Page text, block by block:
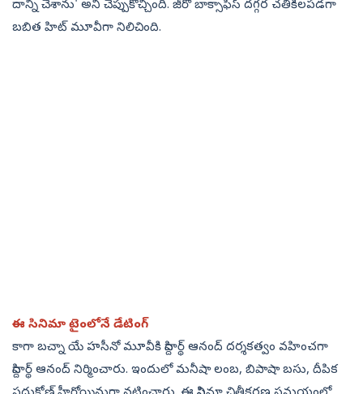
దాన్ని చేశాను' అని చెప్పుకొచ్చింది. జీరో బాక్సాఫీస్‌ దగ్గర చతికిలపడగా
బబిత హిట్‌ మూవీగా నిలిచింది.
ఈ సినిమా టైంలోనే డేటింగ్‌
కాగా బచ్నా యే హసీనో మూవీకి సిద్దార్థ్‌ ఆనంద్‌ దర్శకత్వం వహించగా
సిద్దార్థ్‌ ఆనంద్‌ నిర్మించారు. ఇందులో మనీషా లంబ, బిపాషా బసు, దీపిక